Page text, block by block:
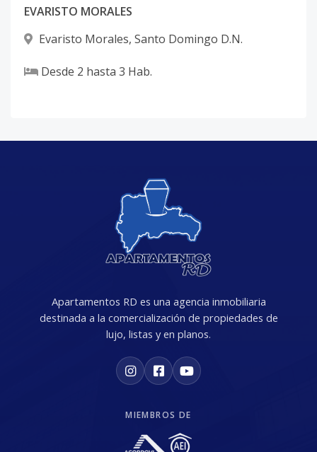
EVARISTO MORALES
Evaristo Morales, Santo Domingo D.N.
Desde 2 hasta 3 Hab.
Apartamentos RD es una agencia inmobiliaria
destinada a la comercialización de propiedades de
lujo, listas y en planos.
MIEMBROS DE